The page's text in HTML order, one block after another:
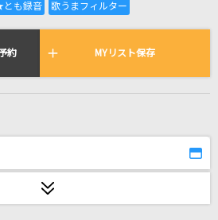
全国りれき
で歌われている曲の一覧
mix)
約 MYリスト保存